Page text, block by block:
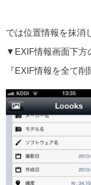
では位置情報を抹消
▼EXIF情報画面下方
『EXIF情報を全て